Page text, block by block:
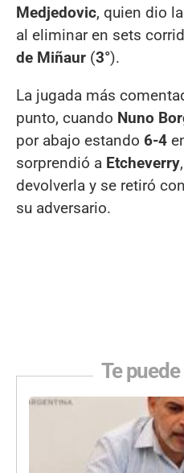
Medjedovic, quien dio
al eliminar en sets
de Miñaur (3°).
La jugada más
punto, cuando Nuno
por abajo estando 6-4
sorprendió a Etcheverry
devolverla y se retiró
su adversario.
Te puede